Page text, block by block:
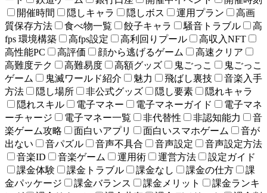
開催時間
隠しキャラ 隠しボス 運用プラン
高画
質保存方法
食べ物一覧 餃子キャラ 騒音トラブル
高
fps 環境構築
高fps設定 高利回りプール
高収入NFT
高性能PC
高評価 顔から逃げるゲーム
高速クリア
高難度テク
高難易度 高額グッズ 鬼ごっこ
鬼ごっこ
ゲーム
鬼滅ワールド紹介 魅力 飛ばし裏技
音楽入手
方法
隠し場所 非公式グッズ 隠し要素
隠れキャラ
隠れスキル
電子マネー 電子マネーガイド
電子マネ
ーチャージ
電子マネー一覧 非代替性 非認知能力
音
楽ゲーム攻略
面白いアプリ 面白いスマホゲーム
音が
出ない
音パズル 音声不具合 音声設定
音声設定方法
音楽ID
音楽ゲーム 運用術 運営方法
設定ガイド
課金体験
課金トラブル 課金なし 課金の仕方
課
金パッケージ
課金バランス 課金メリット
課金ランキ